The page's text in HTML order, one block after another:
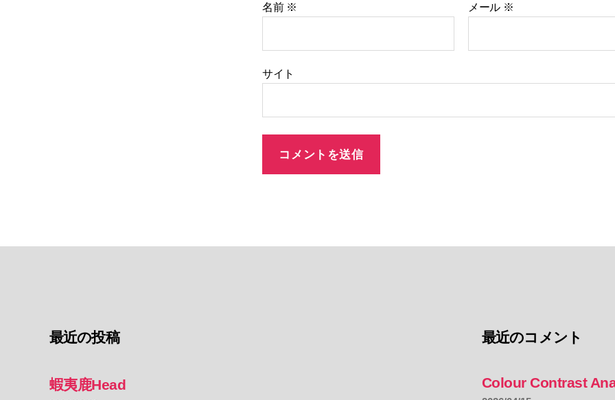
名前 ※ メール ※
サイト
最近の投稿
蝦夷鹿Head
最近のコメント
Colour Contrast